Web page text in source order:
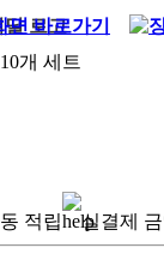
개 세트
적립 실결제